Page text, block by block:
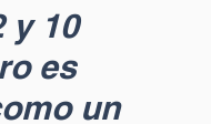
y 10
es
un